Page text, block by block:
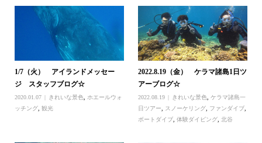
1/7（火） アイランドメッセー
ジ スタッフブログ☆
2020.01.07 きれいな景色
ホエールウォ
ッチング, 観光
2022.8.19（金） ケラマ諸島1日ツ
アーブログ☆
2022.08.19 きれいな景色 ,ケラマ諸島一
日ツアー
スノーケリング ファンダイブ
ボートダイブ ,体験ダイビング ,北谷